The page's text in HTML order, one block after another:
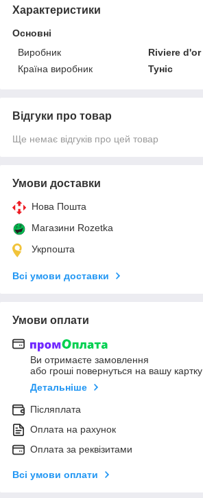
Характеристики
Основні
Виробник
Riviere d'or
Країна виробник
Туніс
Відгуки про товар
Ще немає відгуків про цей товар
Умови доставки
Нова Пошта
Магазини Rozetka
Укрпошта
Всі умови доставки
Умови оплати
Ви отримаєте замовлення
або гроші повернуться на вашу картку
Детальніше
Післяплата
Оплата на рахунок
Оплата за реквізитами
Всі умови оплати